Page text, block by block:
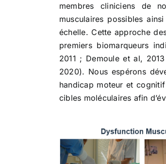
membres cliniciens de
musculaires possibles
échelle. Cette approche
premiers biomarqueurs
2011 ; Demoule et al,
2020). Nous espérons
handicap moteur et
cibles moléculaires afin